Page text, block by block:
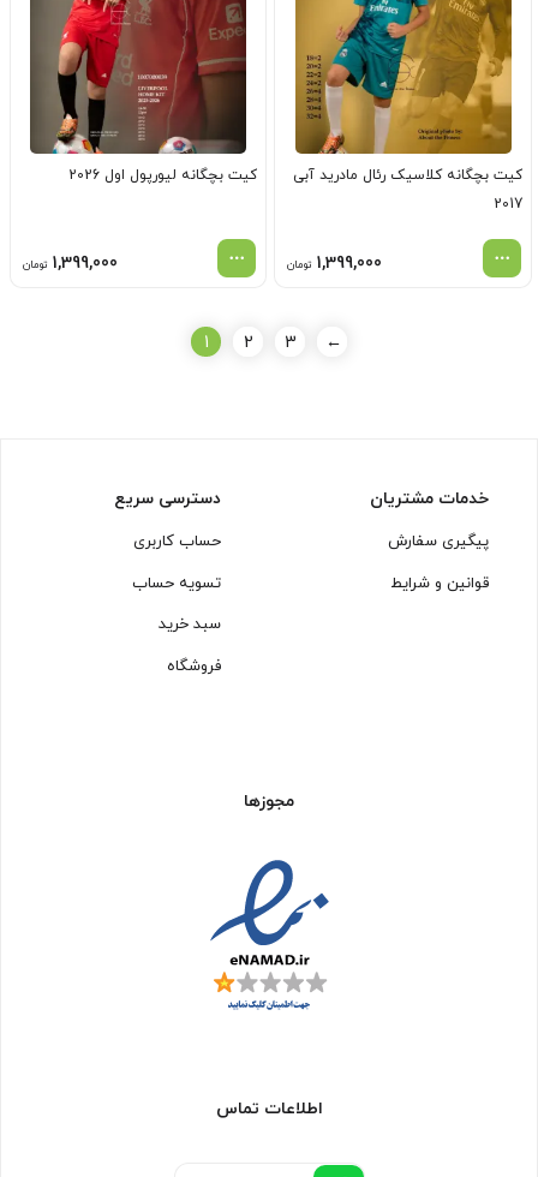
کیت بچگانه کلاسیک رئال مادرید آبی
2017
1,399,000 تومان
کیت بچگانه لیورپول اول 2026
1,399,000 تومان
1 2 3 ←
خدمات مشتریان
پیگیری سفارش
قوانین و شرایط
دسترسی سریع
حساب کاربری
تسویه حساب
سبد خرید
فروشگاه
مجوزها
اطلاعات تماس